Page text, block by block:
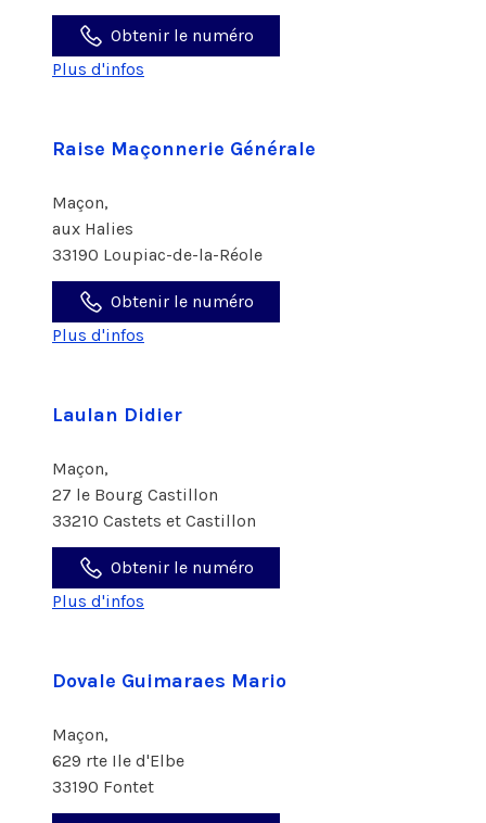
Obtenir le numéro
Plus d'infos
Raise Maçonnerie Générale
Maçon,
aux Halies
33190 Loupiac-de-la-Réole
Obtenir le numéro
Plus d'infos
Laulan Didier
Maçon,
27 le Bourg Castillon
33210 Castets et Castillon
Obtenir le numéro
Plus d'infos
Dovale Guimaraes Mario
Maçon,
629 rte Ile d'Elbe
33190 Fontet